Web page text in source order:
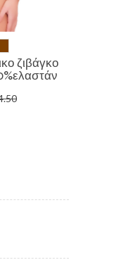
ζιβάγκο